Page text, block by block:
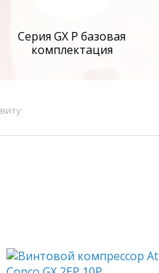
Серия GX P базовая
комплектация